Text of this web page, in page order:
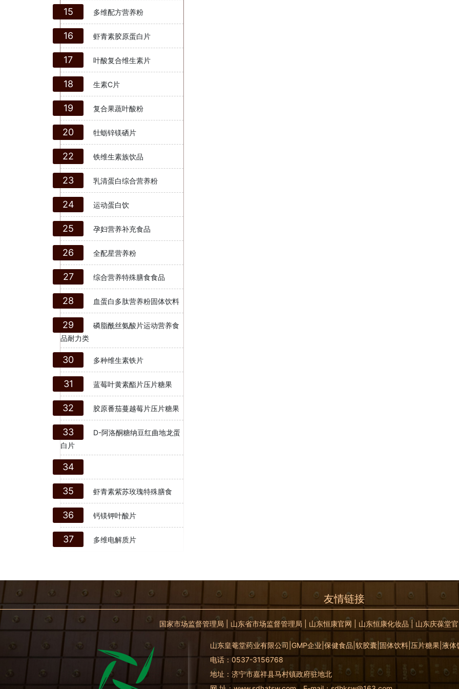
15 多维配方营养粉
16 虾青素胶原蛋白片
17 叶酸复合维生素片
18 生素C片
19 复合果蔬叶酸粉
20 牡蛎锌镁硒片
22 铁维生素族饮品
23 乳清蛋白综合营养粉
24 运动蛋白饮
25 孕妇营养补充食品
26 全配星营养粉
27 综合营养特殊膳食食品
28 血蛋白多肽营养粉固体饮料
29
磷脂酰丝氨酸片运动营养食
品耐力类
30 多种维生素铁片
31 蓝莓叶黄素酯片压片糖果
32 胶原番茄蔓越莓片压片糖果
33
D-阿洛酮糖纳豆红曲地龙蛋
白片
34
35 虾青素紫苏玫瑰特殊膳食
36 钙镁钾叶酸片
37 多维电解质片
友情链接
国家市场监督管理局 山东省市场监督管理局 山东恒康官网 山东恒康化妆品| 山东庆葆堂
山东皇菴堂药业有限公司|GMP企业|保健食品|软胶囊|固体饮料|压片糖果|液
电话：0537-3156768
地址：济宁市嘉祥县马村镇政府驻地北